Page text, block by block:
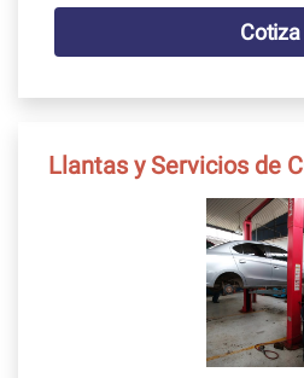
Cotiza
Llantas y Servicios de